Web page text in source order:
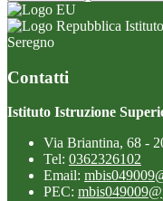
Seregno
Contatti
Istituto Istruzione
Via Briantina, 68 -
Tel: 0362326102
Email:
PEC: